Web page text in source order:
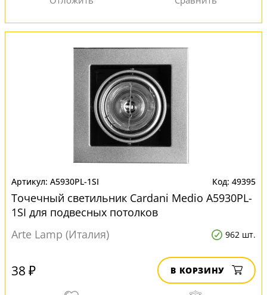
A5930PL-1SI 49395
Точечный светильник Cardani Medio A5930PL-
1SI для подвесных потолков
Arte Lamp (Италия)
962 шт.
38 ₽ В КОРЗИНУ